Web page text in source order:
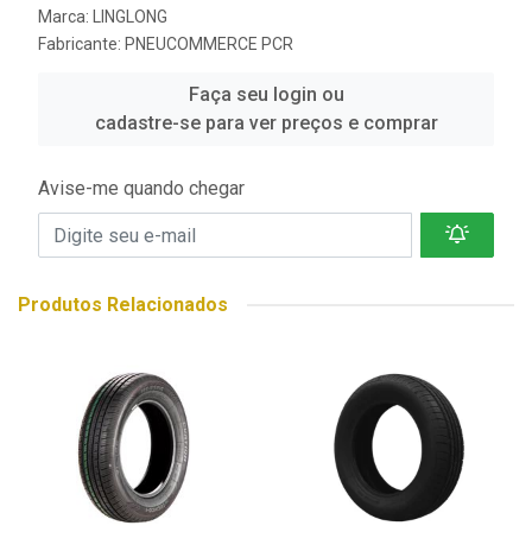
Marca:
LINGLONG
Fabricante: PNEUCOMMERCE PCR
Faça seu login ou
cadastre-se para ver preços e comprar
Avise-me quando chegar
Produtos Relacionados